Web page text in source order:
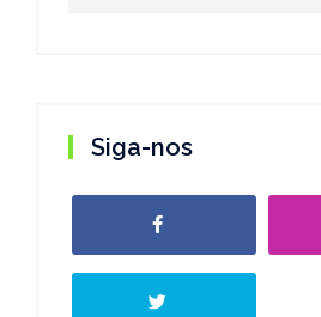
Siga-nos